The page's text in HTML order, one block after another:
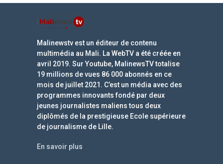
Malinewstv est un éditeur de contenu
multimédia au Mali. La WebTV a été créée en
avril 2019. Sur Youtube, MalinewsTV totalise
19 millions de vues 86 000 abonnés en ce
mois de juillet 2021. C’est un média avec des
programmes innovants fondé par deux
jeunes journalistes maliens tous deux
diplômés de la prestigieuse Ecole supérieure
de journalisme de Lille.
En savoir plus